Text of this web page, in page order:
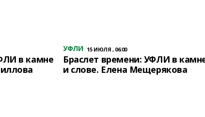
в камне
УФЛИ 15 ИЮЛЯ , 06:00
Браслет времени: УФЛИ в
и слове. Елена Мещерякова